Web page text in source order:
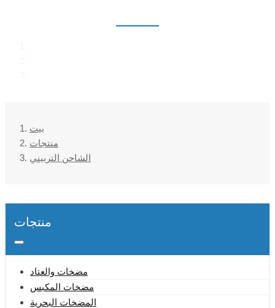
بيت
منتجات
الشاحن التربيني
منتجات
مضخات والعتاد
مضخات المكبس
المضخات البحرية